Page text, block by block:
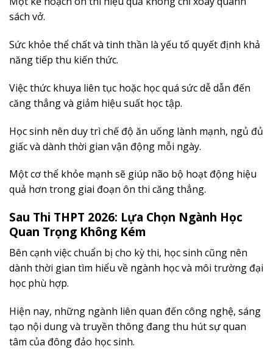
sách vở.
Sức khỏe thể chất và tinh thần là yếu tố quyết định khả
năng tiếp thu kiến thức.
Việc thức khuya liên tục hoặc học quá sức dễ dẫn đến
căng thẳng và giảm hiệu suất học tập.
Học sinh nên duy trì chế độ ăn uống lành mạnh, ngủ đủ
giấc và dành thời gian vận động mỗi ngày.
Một cơ thể khỏe mạnh sẽ giúp não bộ hoạt động hiệu
quả hơn trong giai đoạn ôn thi căng thẳng.
Sau Thi THPT 2026: Lựa Chọn Ngành Học
Quan Trọng Không Kém
Bên cạnh việc chuẩn bị cho kỳ thi, học sinh cũng nên
dành thời gian tìm hiểu về ngành học và môi trường đại
học phù hợp.
Hiện nay, những ngành liên quan đến công nghệ, sáng
tạo nội dung và truyền thông đang thu hút sự quan
tâm của đông đảo học sinh.